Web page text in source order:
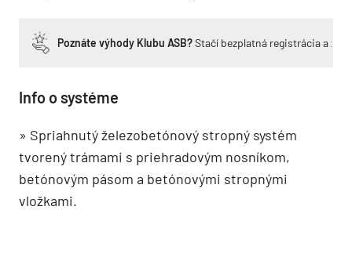
Poznáte výhody Klubu ASB?Stačí bezplatná registrácia a
Info o systéme
» Spriahnutý železobetónový stropný systém
tvorený trámami s priehradovým nosníkom,
betónovým pásom a betónovými stropnými
vložkami.